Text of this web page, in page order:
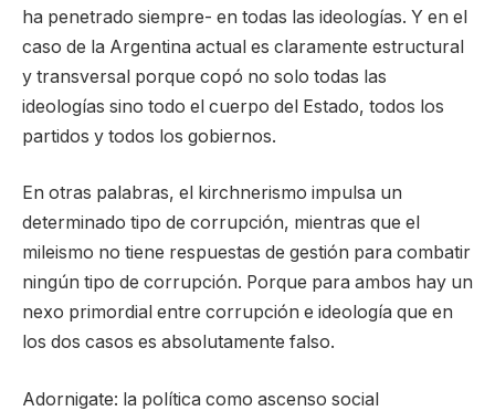
ha penetrado siempre- en todas las ideologías. Y en el
caso de la Argentina actual es claramente estructural
y transversal porque copó no solo todas las
ideologías sino todo el cuerpo del Estado, todos los
partidos y todos los gobiernos.
En otras palabras, el kirchnerismo impulsa un
determinado tipo de corrupción, mientras que el
mileismo no tiene respuestas de gestión para combatir
ningún tipo de corrupción. Porque para ambos hay un
nexo primordial entre corrupción e ideología que en
los dos casos es absolutamente falso.
Adornigate: la política como ascenso social